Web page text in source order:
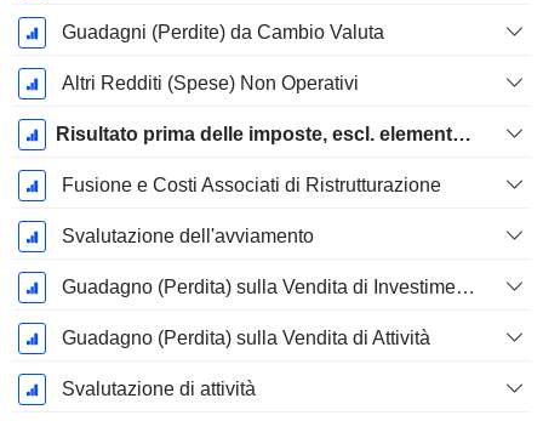
Guadagni (Perdite) da Cambio Valuta
Altri Redditi (Spese) Non Operativi
Risultato prima delle imposte, escl. elementi straordinari
Fusione e Costi Associati di Ristrutturazione
Svalutazione dell'avviamento
Guadagno (Perdita) sulla Vendita di Investimenti
Guadagno (Perdita) sulla Vendita di Attività
Svalutazione di attività